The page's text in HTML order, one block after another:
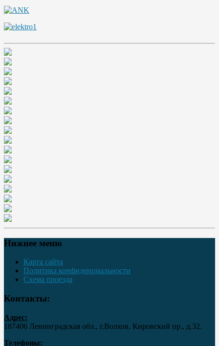
Нижнее меню
Карта сайта
Политика конфиденциальности
Схема проезда
Контакты:
Адрес:
187406 Ленинградская обл., г.Волхов, Кировский пр., д.32.
Телефоны: